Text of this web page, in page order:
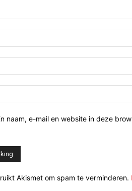
naam, e-mail en website in deze
Akismet om spam te verminderen.